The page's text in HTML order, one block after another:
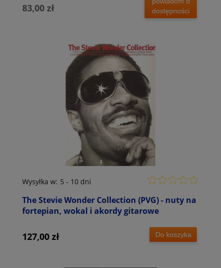
83,00 zł
dostępności
The Stevie Wonder Collection (PVG) - nuty na
fortepian, wokal i akordy gitarowe
Wysyłka w: 5 - 10 dni
127,00 zł Do koszyka